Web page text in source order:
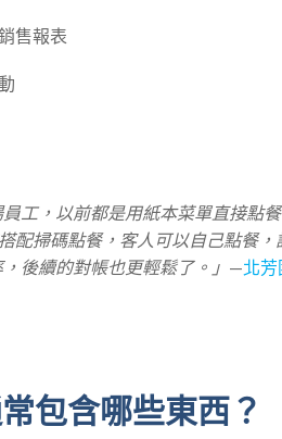
售報表
員工，以前都是用紙本菜單直接點
配掃碼點餐，客人可以自己點餐
後續的對帳也更輕鬆了。」 —北
包含哪些東西？